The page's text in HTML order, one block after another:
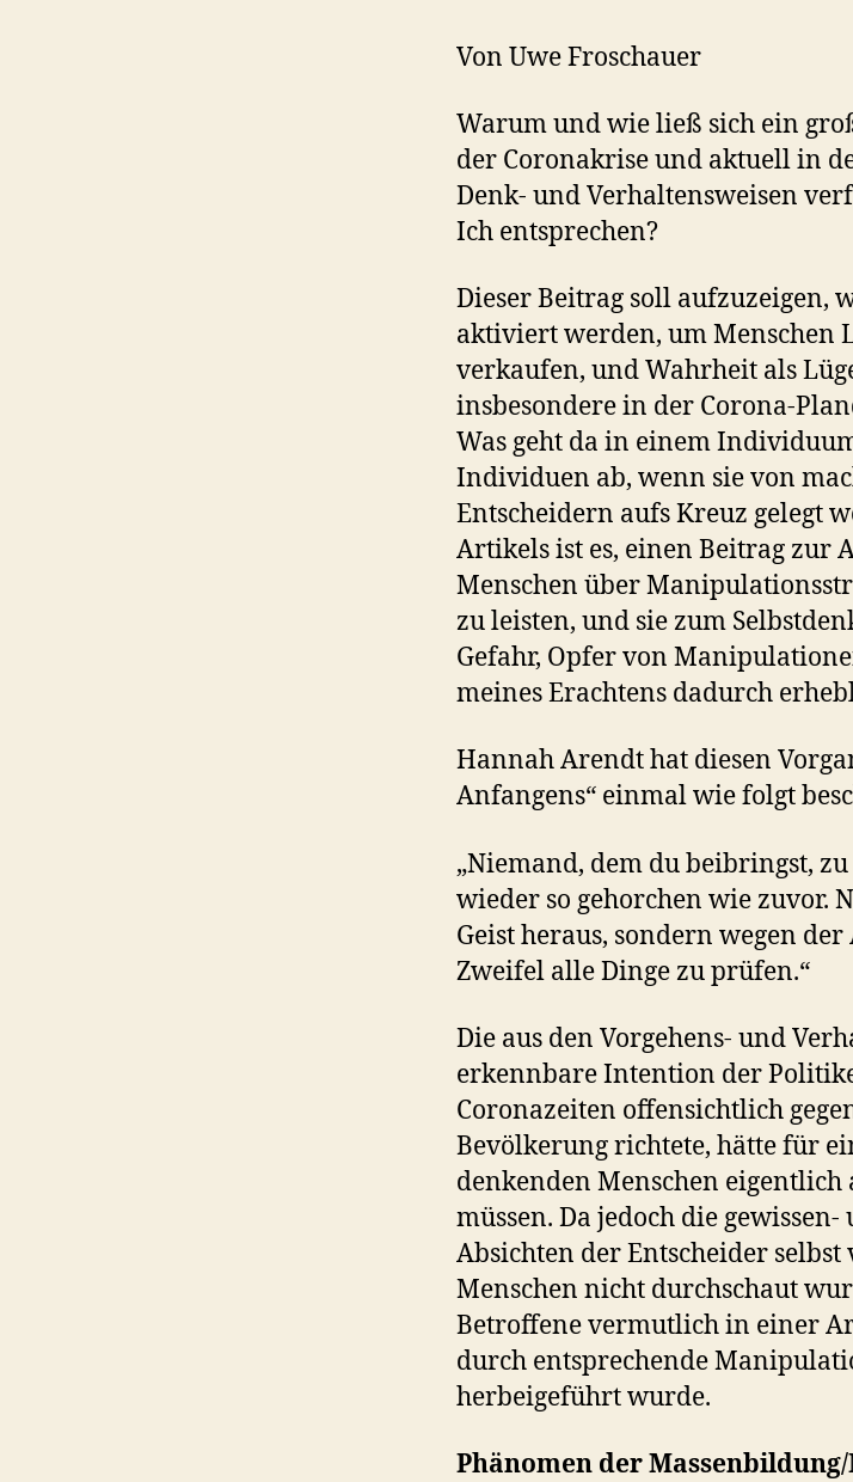
Von Uwe Froschauer
Warum und wie ließ sich ein
der Coronakrise und aktuell in
Denk- und Verhaltensweisen
Ich entsprechen?
Dieser Beitrag soll aufzuzeigen,
aktiviert werden, um Menschen
verkaufen, und Wahrheit als
insbesondere in der Corona-
Was geht da in einem
Individuen ab, wenn sie von
Entscheidern aufs Kreuz gelegt
Artikels ist es, einen Beitrag zur
Menschen über
zu leisten, und sie zum
Gefahr, Opfer von
meines Erachtens dadurch
Hannah Arendt hat diesen
Anfangens“ einmal wie folgt
„Niemand, dem du beibringst,
wieder so gehorchen wie zuvor.
Geist heraus, sondern wegen
Zweifel alle Dinge zu prüfen.“
Die aus den Vorgehens- und
erkennbare Intention der
Coronazeiten offensichtlich
Bevölkerung richtete, hätte für
denkenden Menschen
müssen. Da jedoch die
Absichten der Entscheider
Menschen nicht durchschaut
Betroffene vermutlich in einer
durch entsprechende
herbeigeführt wurde.
Phänomen der Massenbildung/